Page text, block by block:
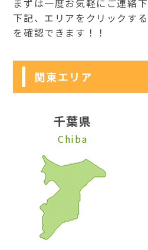
下記、エリアをクリックす
を確認できます！！
関東エリア
千葉県
Chiba